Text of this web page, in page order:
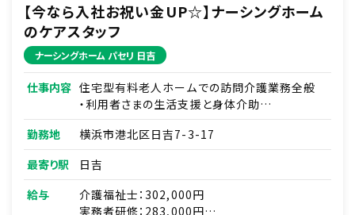
【今なら入社お祝い金UP☆】ナーシングホーム
のケアスタッフ
ナーシングホーム パセリ 日吉
仕事内容 住宅型有料老人ホームでの訪問介護業務全般
・利用者さまの生活支援と身体介助
・利用者さまとのコミュニケーション
・リハビリのお手伝い
・食事や入浴の介助 など
・看護師との連携
※夜勤があります
勤務地
横浜市港北区日吉7-3-17
最寄り駅
日吉
給与
介護福祉士：302,000円
実務者研修：283,000円